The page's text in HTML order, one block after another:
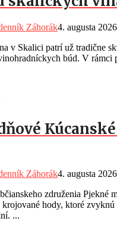
Záhorák4. augusta 2026
v Skalici patrí už tradične
búd. V rámci
Záhorák4. augusta 2026
združenia Pjekné
krojované hody, ktoré
...